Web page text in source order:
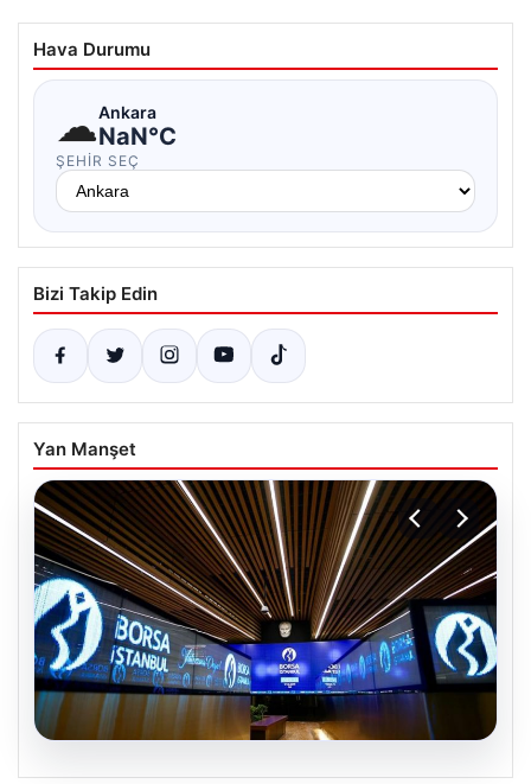
Hava Durumu
☁Ankara
NaN°C
ŞEHIR SEÇ
Bizi Takip Edin
Yan Manşet
05.08.2026